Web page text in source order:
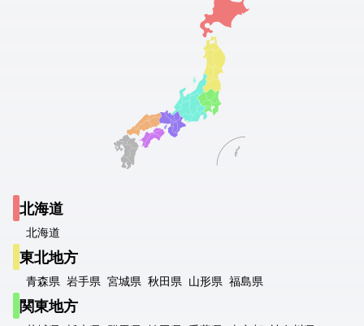
北海道
北海道
東北地方
青森県 岩手県 宮城県 秋田県 山形県 福島県
関東地方